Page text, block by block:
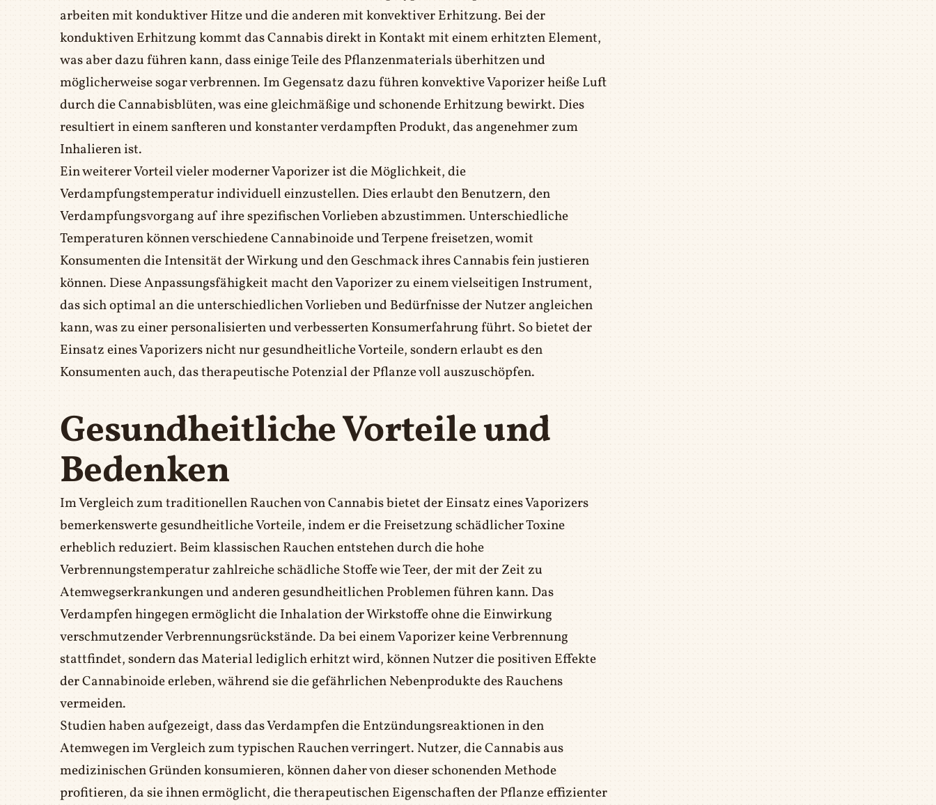
arbeiten mit konduktiver Hitze und die anderen mit konvektiver Erhitzung. Bei der
konduktiven Erhitzung kommt das Cannabis direkt in Kontakt mit einem erhitzten Element,
was aber dazu führen kann, dass einige Teile des Pflanzenmaterials überhitzen und
möglicherweise sogar verbrennen. Im Gegensatz dazu führen konvektive Vaporizer heiße Luft
durch die Cannabisblüten, was eine gleichmäßige und schonende Erhitzung bewirkt. Dies
resultiert in einem sanfteren und konstanter verdampften Produkt, das angenehmer zum
Inhalieren ist.
Ein weiterer Vorteil vieler moderner Vaporizer ist die Möglichkeit, die
Verdampfungstemperatur individuell einzustellen. Dies erlaubt den Benutzern, den
Verdampfungsvorgang auf ihre spezifischen Vorlieben abzustimmen. Unterschiedliche
Temperaturen können verschiedene Cannabinoide und Terpene freisetzen, womit
Konsumenten die Intensität der Wirkung und den Geschmack ihres Cannabis fein justieren
können. Diese Anpassungsfähigkeit macht den Vaporizer zu einem vielseitigen Instrument,
das sich optimal an die unterschiedlichen Vorlieben und Bedürfnisse der Nutzer angleichen
kann, was zu einer personalisierten und verbesserten Konsumerfahrung führt. So bietet der
Einsatz eines Vaporizers nicht nur gesundheitliche Vorteile, sondern erlaubt es den
Konsumenten auch, das therapeutische Potenzial der Pflanze voll auszuschöpfen.
Gesundheitliche Vorteile und
Bedenken
Im Vergleich zum traditionellen Rauchen von Cannabis bietet der Einsatz eines Vaporizers
bemerkenswerte gesundheitliche Vorteile, indem er die Freisetzung schädlicher Toxine
erheblich reduziert. Beim klassischen Rauchen entstehen durch die hohe
Verbrennungstemperatur zahlreiche schädliche Stoffe wie Teer, der mit der Zeit zu
Atemwegserkrankungen und anderen gesundheitlichen Problemen führen kann. Das
Verdampfen hingegen ermöglicht die Inhalation der Wirkstoffe ohne die Einwirkung
verschmutzender Verbrennungsrückstände. Da bei einem Vaporizer keine Verbrennung
stattfindet, sondern das Material lediglich erhitzt wird, können Nutzer die positiven Effekte
der Cannabinoide erleben, während sie die gefährlichen Nebenprodukte des Rauchens
vermeiden.
Studien haben aufgezeigt, dass das Verdampfen die Entzündungsreaktionen in den
Atemwegen im Vergleich zum typischen Rauchen verringert. Nutzer, die Cannabis aus
medizinischen Gründen konsumieren, können daher von dieser schonenden Methode
profitieren, da sie ihnen ermöglicht, die therapeutischen Eigenschaften der Pflanze effizienter